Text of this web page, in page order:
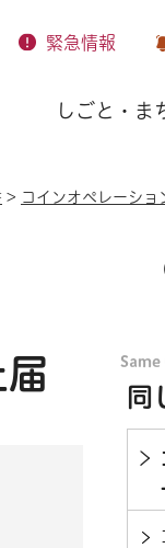
緊急情報
しごと・ま
> コインオペレーシ
同